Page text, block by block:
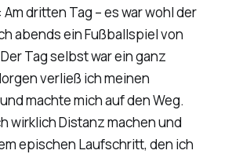
dritten Tag – es war wohl der
abends ein Fußballspiel von
Tag selbst war ein ganz
verließ ich meinen
machte mich auf den Weg.
wirklich Distanz machen und
epischen Laufschritt, den ich